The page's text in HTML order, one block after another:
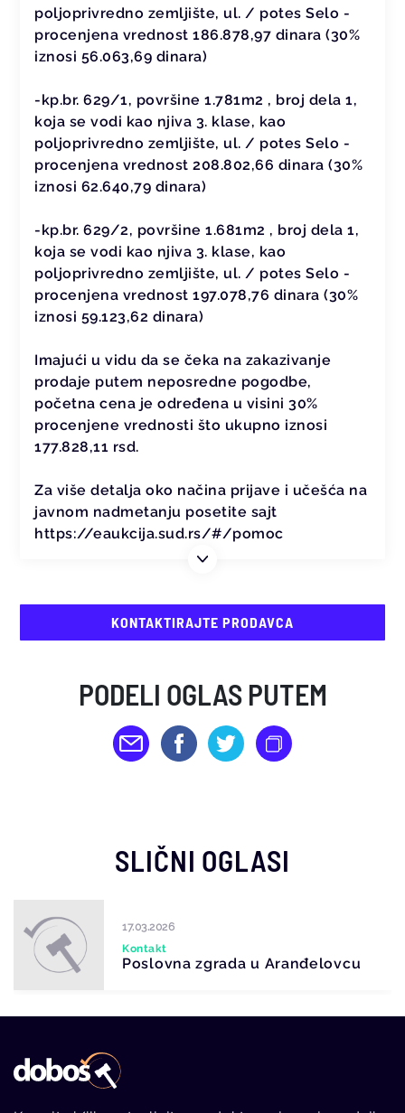
poljoprivredno zemljište, ul. / potes Selo -
procenjena vrednost 186.878,97 dinara (30%
iznosi 56.063,69 dinara)
-kp.br. 629/1, površine 1.781m2 , broj dela 1,
koja se vodi kao njiva 3. klase, kao
poljoprivredno zemljište, ul. / potes Selo -
procenjena vrednost 208.802,66 dinara (30%
iznosi 62.640,79 dinara)
-kp.br. 629/2, površine 1.681m2 , broj dela 1,
koja se vodi kao njiva 3. klase, kao
poljoprivredno zemljište, ul. / potes Selo -
procenjena vrednost 197.078,76 dinara (30%
iznosi 59.123,62 dinara)
Imajući u vidu da se čeka na zakazivanje
prodaje putem neposredne pogodbe,
početna cena je određena u visini 30%
procenjene vrednosti što ukupno iznosi
177.828,11 rsd.
Za više detalja oko načina prijave i učešća na
javnom nadmetanju posetite sajt
https://eaukcija.sud.rs/#/pomoc
KONTAKTIRAJTE PRODAVCA
PODELI OGLAS PUTEM
SLIČNI OGLASI
17.03.2026
Kontakt
Poslovna zgrada u Aranđelovcu